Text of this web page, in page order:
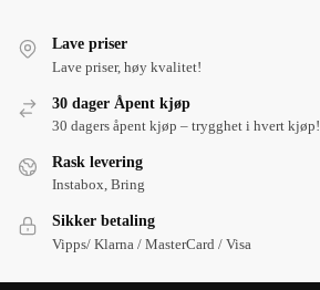
Lave priser
Lave priser, høy kvalitet!
30 dager Åpent kjøp
30 dagers åpent kjøp – trygghet i hvert kjøp!
Rask levering
Instabox, Bring
Sikker betaling
Vipps/ Klarna / MasterCard / Visa